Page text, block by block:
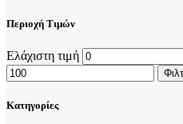
Περιοχή Τιμών
Ελάχιστη τιμή
Κατηγορίες